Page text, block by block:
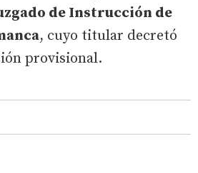
de Instrucción de
, cuyo titular decretó
provisional.